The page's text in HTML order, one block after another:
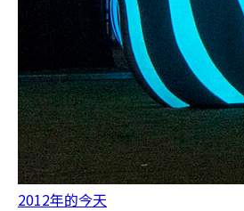
2012年的今天